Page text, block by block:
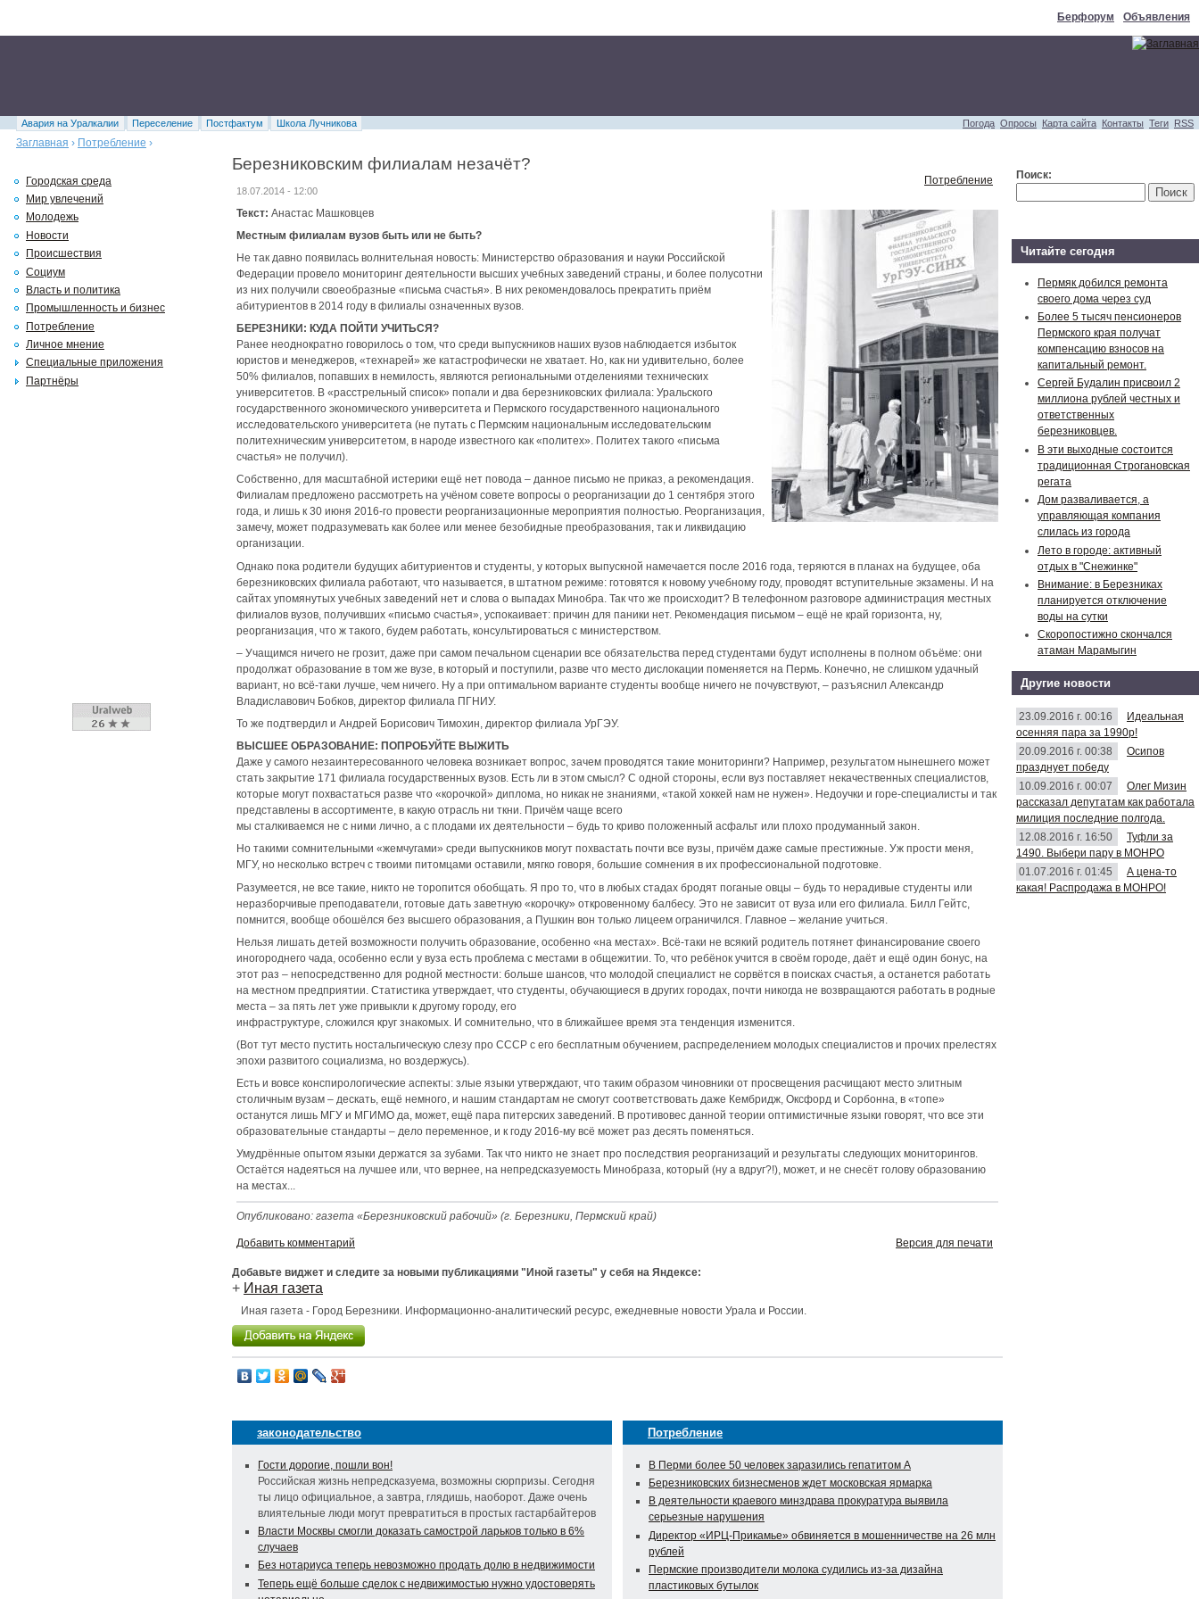
Берфорум Объявления
Погода Опросы Карта сайта Контакты Теги RSS
Авария на Уралкалии Переселение Постфактум
Школа Лучникова
Заглавная › Потребление ›
Березниковским филиалам незачёт?
Потребление
18.07.2014 - 12:00
Текст: Анастас Машковцев
Местным филиалам вузов быть или не быть?
Не так давно появилась волнительная новость: Министерство образования и науки Российской
Федерации провело мониторинг деятельности высших учебных заведений страны, и более полусотни
из них получили своеобразные «письма счастья». В них рекомендовалось прекратить приём
абитуриентов в 2014 году в филиалы означенных вузов.
БЕРЕЗНИКИ: КУДА ПОЙТИ УЧИТЬСЯ?
Ранее неоднократно говорилось о том, что среди выпускников наших вузов наблюдается избыток
юристов и менеджеров, «технарей» же катастрофически не хватает. Но, как ни удивительно, более
50% филиалов, попавших в немилость, являются региональными отделениями технических
университетов. В «расстрельный список» попали и два березниковских филиала: Уральского
государственного экономического университета и Пермского государственного национального
исследовательского университета (не путать с Пермским национальным исследовательским
политехническим университетом, в народе известного как «политех». Политех такого «письма
счастья» не получил).
Собственно, для масштабной истерики ещё нет повода – данное письмо не приказ, а рекомендация.
Филиалам предложено рассмотреть на учёном совете вопросы о реорганизации до 1 сентября этого
года, и лишь к 30 июня 2016-го провести реорганизационные мероприятия полностью. Реорганизация,
замечу, может подразумевать как более или менее безобидные преобразования, так и ликвидацию
организации.
Однако пока родители будущих абитуриентов и студенты, у которых выпускной намечается после 2016 года, теряются в планах на будущее, оба
березниковских филиала работают, что называется, в штатном режиме: готовятся к новому учебному году, проводят вступительные экзамены. И на
сайтах упомянутых учебных заведений нет и слова о выпадах Минобра. Так что же происходит? В телефонном разговоре администрация местных
филиалов вузов, получивших «письмо счастья», успокаивает: причин для паники нет. Рекомендация письмом – ещё не край горизонта, ну,
реорганизация, что ж такого, будем работать, консультироваться с министерством.
– Учащимся ничего не грозит, даже при самом печальном сценарии все обязательства перед студентами будут исполнены в полном объёме: они
продолжат образование в том же вузе, в который и поступили, разве что место дислокации поменяется на Пермь. Конечно, не слишком удачный
вариант, но всё-таки лучше, чем ничего. Ну а при оптимальном варианте студенты вообще ничего не почувствуют, – разъяснил Александр
Владиславович Бобков, директор филиала ПГНИУ.
То же подтвердил и Андрей Борисович Тимохин, директор филиала УрГЭУ.
ВЫСШЕЕ ОБРАЗОВАНИЕ: ПОПРОБУЙТЕ ВЫЖИТЬ
Даже у самого незаинтересованного человека возникает вопрос, зачем проводятся такие мониторинги? Например, результатом нынешнего может
стать закрытие 171 филиала государственных вузов. Есть ли в этом смысл? С одной стороны, если вуз поставляет некачественных специалистов,
которые могут похвастаться разве что «корочкой» диплома, но никак не знаниями, «такой хоккей нам не нужен». Недоучки и горе-специалисты и так
представлены в ассортименте, в какую отрасль ни ткни. Причём чаще всего
мы сталкиваемся не с ними лично, а с плодами их деятельности – будь то криво положенный асфальт или плохо продуманный закон.
Но такими сомнительными «жемчугами» среди выпускников могут похвастать почти все вузы, причём даже самые престижные. Уж прости меня,
МГУ, но несколько встреч с твоими питомцами оставили, мягко говоря, большие сомнения в их профессиональной подготовке.
Разумеется, не все такие, никто не торопится обобщать. Я про то, что в любых стадах бродят поганые овцы – будь то нерадивые студенты или
неразборчивые преподаватели, готовые дать заветную «корочку» откровенному балбесу. Это не зависит от вуза или его филиала. Билл Гейтс,
помнится, вообще обошёлся без высшего образования, а Пушкин вон только лицеем ограничился. Главное – желание учиться.
Нельзя лишать детей возможности получить образование, особенно «на местах». Всё-таки не всякий родитель потянет финансирование своего
иногороднего чада, особенно если у вуза есть проблема с местами в общежитии. То, что ребёнок учится в своём городе, даёт и ещё один бонус, на
этот раз – непосредственно для родной местности: больше шансов, что молодой специалист не сорвётся в поисках счастья, а останется работать
на местном предприятии. Статистика утверждает, что студенты, обучающиеся в других городах, почти никогда не возвращаются работать в родные
места – за пять лет уже привыкли к другому городу, его
инфраструктуре, сложился круг знакомых. И сомнительно, что в ближайшее время эта тенденция изменится.
(Вот тут место пустить ностальгическую слезу про СССР с его бесплатным обучением, распределением молодых специалистов и прочих прелестях
эпохи развитого социализма, но воздержусь).
Есть и вовсе конспирологические аспекты: злые языки утверждают, что таким образом чиновники от просвещения расчищают место элитным
столичным вузам – дескать, ещё немного, и нашим стандартам не смогут соответствовать даже Кембридж, Оксфорд и Сорбонна, в «топе»
останутся лишь МГУ и МГИМО да, может, ещё пара питерских заведений. В противовес данной теории оптимистичные языки говорят, что все эти
образовательные стандарты – дело переменное, и к году 2016-му всё может раз десять поменяться.
Умудрённые опытом языки держатся за зубами. Так что никто не знает про последствия реорганизаций и результаты следующих мониторингов.
Остаётся надеяться на лучшее или, что вернее, на непредсказуемость Минобраза, который (ну а вдруг?!), может, и не снесёт голову образованию
на местах...
Опубликовано: газета «Березниковский рабочий» (г. Березники, Пермский край)
Добавить комментарий Версия для печати
Добавьте виджет и следите за новыми публикациями "Иной газеты" у себя на Яндексе:
+ Иная газета
Иная газета - Город Березники. Информационно-аналитический ресурс, ежедневные новости Урала и России.
законодательство
Гости дорогие, пошли вон!
Российская жизнь непредсказуема, возможны сюрпризы. Сегодня
ты лицо официальное, а завтра, глядишь, наоборот. Даже очень
влиятельные люди могут превратиться в простых гастарбайтеров
Власти Москвы смогли доказать самострой ларьков только в 6%
случаев
Без нотариуса теперь невозможно продать долю в недвижимости
Теперь ещё больше сделок с недвижимостью нужно удостоверять
Потребление
В Перми более 50 человек заразились гепатитом А
Березниковских бизнесменов ждет московская ярмарка
В деятельности краевого минздрава прокуратура выявила
серьезные нарушения
Директор «ИРЦ-Прикамье» обвиняется в мошенничестве на 26 млн
рублей
Пермские производители молока судились из-за дизайна
пластиковых бутылок
Городская среда
Мир увлечений
Молодежь
Новости
Происшествия
Социум
Власть и политика
Промышленность и бизнес
Потребление
Личное мнение
Специальные приложения
Партнёры
Поиск:
Читайте сегодня
Пермяк добился ремонта
своего дома через суд
Более 5 тысяч пенсионеров
Пермского края получат
компенсацию взносов на
капитальный ремонт.
Сергей Будалин присвоил 2
миллиона рублей честных и
ответственных
березниковцев.
В эти выходные состоится
традиционная Строгановская
регата
Дом разваливается, а
управляющая компания
слилась из города
Лето в городе: активный
отдых в "Снежинке"
Внимание: в Березниках
планируется отключение
воды на сутки
Скоропостижно скончался
атаман Марамыгин
Другие новости
23.09.2016 г. 00:16
Идеальная
осенняя пара за 1990р!
20.09.2016 г. 00:38
Осипов
празднует победу
10.09.2016 г. 00:07
Олег Мизин
рассказал депутатам как работала
милиция последние полгода.
12.08.2016 г. 16:50
Туфли за
1490. Выбери пару в МОНРО
01.07.2016 г. 01:45
А цена-то
какая! Распродажа в МОНРО!